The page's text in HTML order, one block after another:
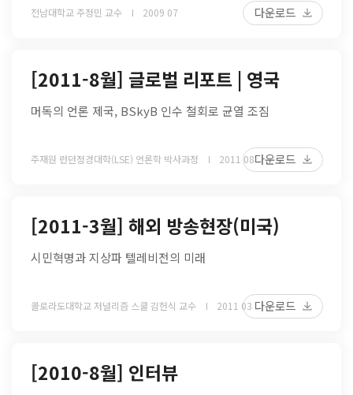
전남대학교 주정민 교수 2009 07 다운로드
[2011-8월] 글로벌 리포트 | 영국
머독의 언론 제국, BSkyB 인수 철회로 균열 조짐
주재원 런던정경대학(LSE) 언론학 박사과정 2011 08다운로드
[2011-3월] 해외 방송현장(미국)
시민혁명과 지상파 텔레비전의 미래
콜로라도대학교 저널리즘 스쿨 김헌식 교수 2011 03 다운로드
[2010-8월] 인터뷰